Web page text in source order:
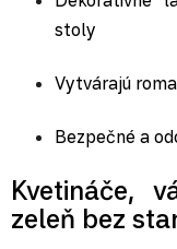
stoly
Vytvárajú
Bezpečné a
Kvetináče,
zeleň bez